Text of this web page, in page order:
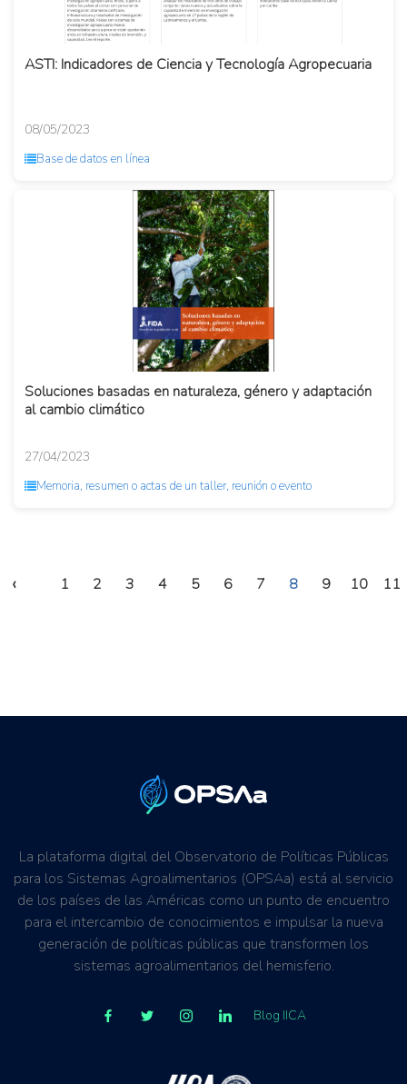
ASTI: Indicadores de Ciencia y Tecnología Agropecuaria
08/05/2023
Base de datos en línea
Soluciones basadas en naturaleza, género y adaptación
al cambio climático
27/04/2023
Memoria, resumen o actas de un taller, reunión o evento
‹ 1 2 3 4 5 6 7 8 9 10 11
La plataforma digital del Observatorio de Políticas Públicas
para los Sistemas Agroalimentarios (OPSAa) está al servicio
de los países de las Américas como un punto de encuentro
para el intercambio de conocimientos e impulsar la nueva
generación de políticas públicas que transformen los
sistemas agroalimentarios del hemisferio.
Blog IICA